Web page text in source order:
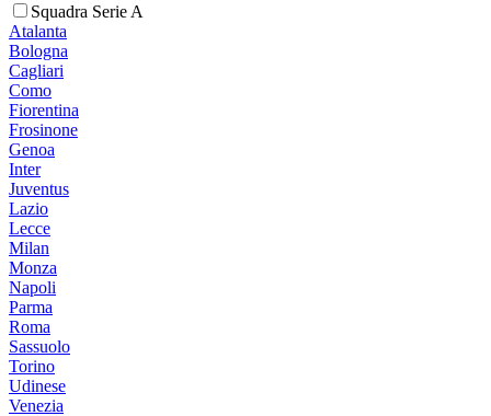
Squadra Serie A
Atalanta
Bologna
Cagliari
Como
Fiorentina
Frosinone
Genoa
Inter
Juventus
Lazio
Lecce
Milan
Monza
Napoli
Parma
Roma
Sassuolo
Torino
Udinese
Venezia